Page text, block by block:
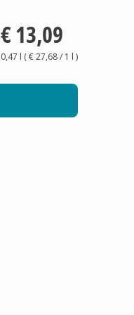
€ 13,09
0,47 l (€ 27,68/ 1 l )